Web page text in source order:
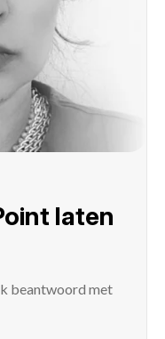
laten
beantwoord met